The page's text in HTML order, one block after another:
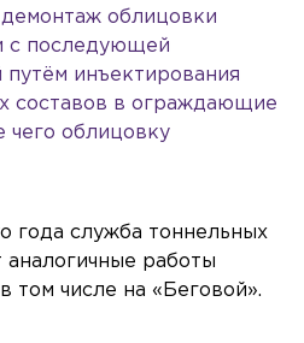
облицовки
с последующей
путём инъектирования
составов в ограждающие
чего облицовку
года служба тоннельных
работы
том числе на «Беговой».